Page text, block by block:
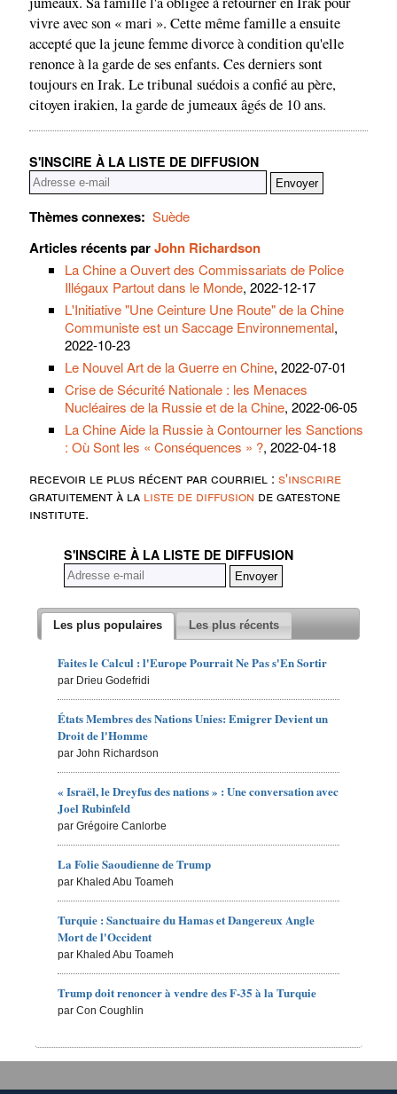
vivre avec son « mari ». Cette même famille a ensuite
accepté que la jeune femme divorce à condition qu'elle
renonce à la garde de ses enfants. Ces derniers sont
toujours en Irak. Le tribunal suédois a confié au père,
citoyen irakien, la garde de jumeaux âgés de 10 ans.
S'INSCIRE À LA LISTE DE DIFFUSION
Thèmes connexes: Suède
Articles récents parJohn Richardson
La Chine a Ouvert des Commissariats de Police
Illégaux Partout dans le Monde, 2022-12-17
L'Initiative "Une Ceinture Une Route" de la Chine
Communiste est un Saccage Environnemental,
2022-10-23
Le Nouvel Art de la Guerre en Chine, 2022-07-01
Crise de Sécurité Nationale : les Menaces
Nucléaires de la Russie et de la Chine, 2022-06-05
La Chine Aide la Russie à Contourner les Sanctions
: Où Sont les « Conséquences » ?, 2022-04-18
recevoir le plus récent par courriel : s'inscrire
gratuitement à la liste de diffusion de gatestone
institute.
S'INSCIRE À LA LISTE DE DIFFUSION
Les plus populaires Les plus récents
Faites le Calcul : l'Europe Pourrait Ne Pas s'En Sortir
par Drieu Godefridi
États Membres des Nations Unies: Emigrer Devient un
Droit de l'Homme
par John Richardson
« Israël, le Dreyfus des nations » : Une conversation avec
Joel Rubinfeld
par Grégoire Canlorbe
La Folie Saoudienne de Trump
par Khaled Abu Toameh
Turquie : Sanctuaire du Hamas et Dangereux Angle
Mort de l'Occident
par Khaled Abu Toameh
Trump doit renoncer à vendre des F-35 à la Turquie
par Con Coughlin